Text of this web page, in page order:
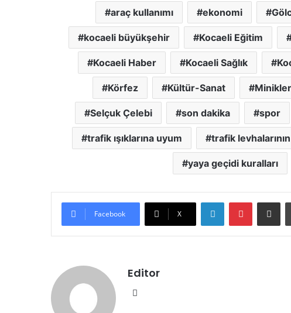
araç kullanımı ekonomi
kocaeli büyükşehir Kocaeli Eğitim
Kocaeli Haber Kocaeli Sağlık
Körfez Kültür-Sanat
Selçuk Çelebi son dakika spor
trafik ışıklarına uyum trafik
yaya geçidi kuralları
Facebook X
Editor